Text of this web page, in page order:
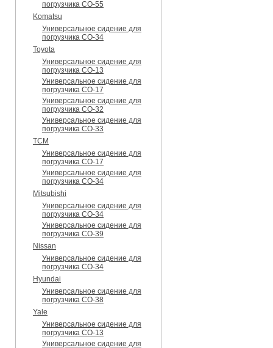
погрузчика CO-55
Komatsu
Универсальное сидение для
погрузчика CO-34
Toyota
Универсальное сидение для
погрузчика CO-13
Универсальное сидение для
погрузчика CO-17
Универсальное сидение для
погрузчика CO-32
Универсальное сидение для
погрузчика CO-33
TCM
Универсальное сидение для
погрузчика CO-17
Универсальное сидение для
погрузчика CO-34
Mitsubishi
Универсальное сидение для
погрузчика CO-34
Универсальное сидение для
погрузчика CO-39
Nissan
Универсальное сидение для
погрузчика CO-34
Hyundai
Универсальное сидение для
погрузчика CO-38
Yale
Универсальное сидение для
погрузчика CO-13
Универсальное сидение для